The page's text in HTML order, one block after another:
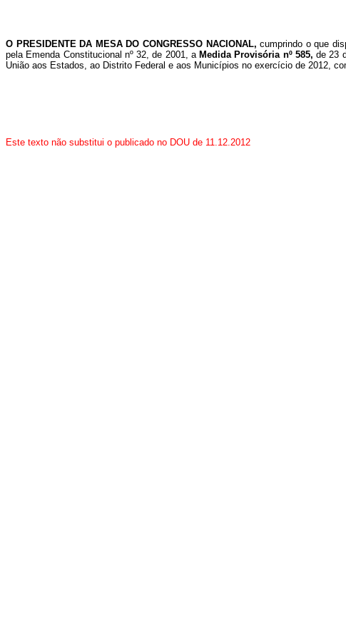
O PRESIDENTE DA MESA DO CONGRESSO NACIONAL,cumprindo o que
pela Emenda Constitucional nº 32, de 2001, a Medida Provisória nº 585, de 23
União aos Estados, ao Distrito Federal e aos Municípios no exercício de 2012,
Este texto não substitui o publicado no DOU de 11.12.2012